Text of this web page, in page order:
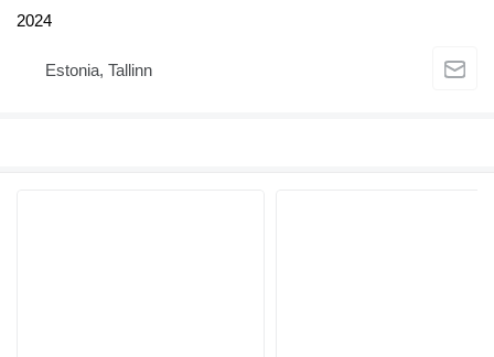
2024
Estonia, Tallinn